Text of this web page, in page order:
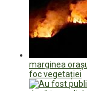
marginea
foc vegetației